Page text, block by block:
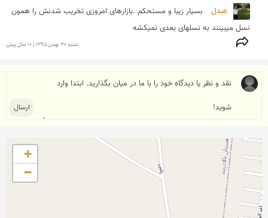
عبدل
نسل میبینند به نسلهای بعدی نمیکشه
شنبه 30 بهمن 1395 | 10 سال پیش
+
−